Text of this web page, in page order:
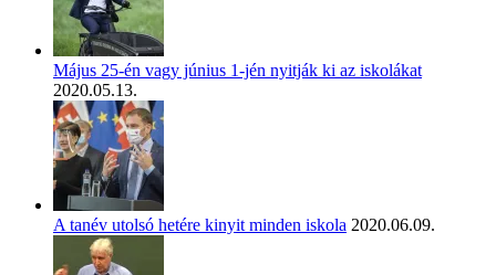
Május 25-én vagy június 1-jén nyitják ki az iskolákat
2020.05.13.
A tanév utolsó hetére kinyit minden iskola 2020.06.09.